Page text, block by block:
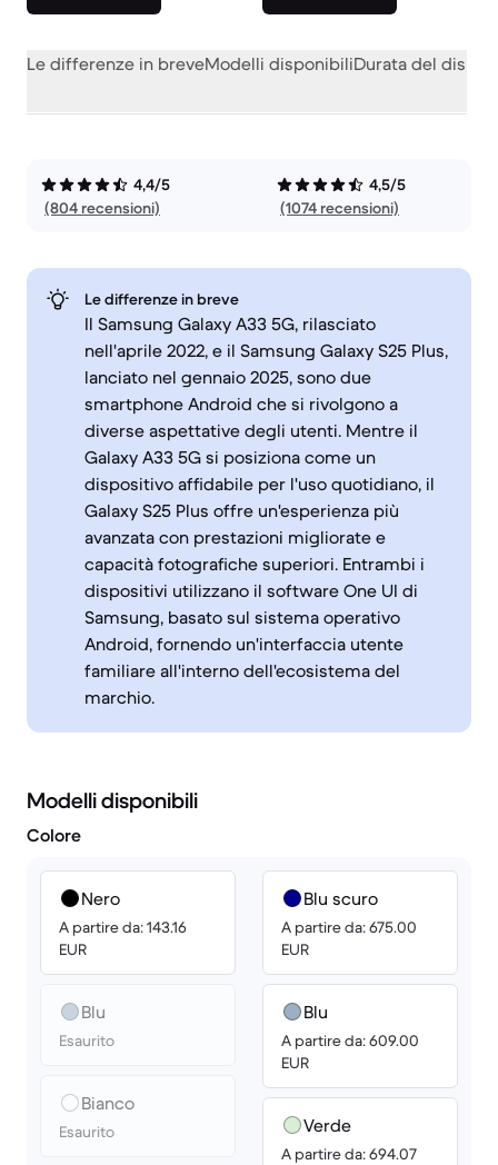
Le differenze in breveModelli disponibiliDurata del
4,4/5
(804 recensioni)
4,5/5
(1074 recensioni)
Le differenze in breve
Il Samsung Galaxy A33 5G, rilasciato
nell'aprile 2022, e il Samsung Galaxy S25 Plus,
lanciato nel gennaio 2025, sono due
smartphone Android che si rivolgono a
diverse aspettative degli utenti. Mentre il
Galaxy A33 5G si posiziona come un
dispositivo affidabile per l'uso quotidiano, il
Galaxy S25 Plus offre un'esperienza più
avanzata con prestazioni migliorate e
capacità fotografiche superiori. Entrambi i
dispositivi utilizzano il software One UI di
Samsung, basato sul sistema operativo
Android, fornendo un'interfaccia utente
familiare all'interno dell'ecosistema del
marchio.
Modelli disponibili
Colore
Nero
A partire da: 143.16
EUR
Blu
Esaurito
Bianco
Esaurito
Blu scuro
A partire da: 675.00
EUR
Blu
A partire da: 609.00
EUR
Verde
A partire da: 694.07